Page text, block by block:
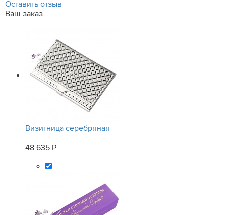
Оставить отзыв
Ваш заказ
Визитница серебряная
48 635 Р